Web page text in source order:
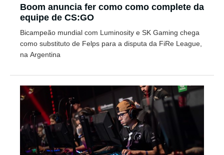
Boom anuncia fer como como complete da
equipe de CS:GO
Bicampeão mundial com Luminosity e SK Gaming chega
como substituto de Felps para a disputa da FiRe League,
na Argentina